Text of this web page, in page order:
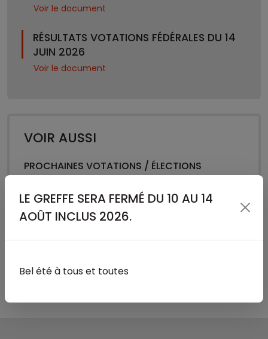
Voir le document
RÉSULTATS VOTATIONS FÉDÉRALES DU 14
JUIN 2026
Voir le document
VOIR AUSSI
PROCHAINES VOTATIONS / ÉLECTIONS
MARS 2026
RÉSULTATS 2ÈME TOUR - MUNICIPALITÉ
LE GREFFE SERA FERMÉ DU 10 AU 14
AOÛT INCLUS 2026.
Bel été à tous et toutes